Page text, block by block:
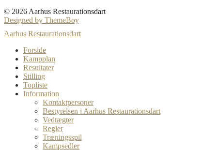
© 2026 Aarhus Restaurationsdart
Designed by ThemeBoy
Aarhus Restaurationsdart
Forside
Kampplan
Resultater
Stilling
Topliste
Information
Kontaktpersoner
Bestyrelsen i Aarhus Restaurationsdart
Vedtægter
Regler
Træningsspil
Kampsedler